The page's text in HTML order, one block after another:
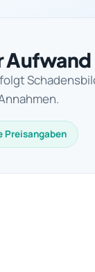
Preisangaben